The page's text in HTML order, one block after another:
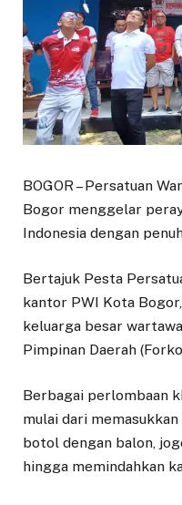
BOGOR – Persatuan
Bogor menggelar
Indonesia dengan
Bertajuk Pesta
kantor PWI Kota
keluarga besar
Pimpinan Daerah
Berbagai perlombaan
mulai dari
botol dengan balon,
hingga memindahkan